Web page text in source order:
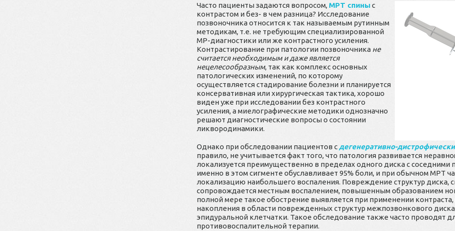
Часто пациенты задаются вопросом, МРТ спиныс
контрастом и без- в чем разница? Исследование
позвоночника относится к так называемым рутинным
методикам, т.е. не требующим специализированной
МР-диагностики или же контрастного усиления.
Контрастирование при патологии позвоночника не
считается необходимым и даже является
нецелесообразным, так как комплекс основных
патологических изменений, по которому
осуществляется стадирование болезни и планируется
консервативная или хирургическая тактика, хорошо
виден уже при исследовании без контрастного
усиления, а миелографические методики однозначно
решают диагностические вопросы о состоянии
ликвородинамики.
Однако при обследовании пациентов сдегенеративно-
правило, не учитывается факт того, что патология развивается
локализуется преимущественно в пределах одного диска с
именно в этом сигменте обуславливает 95% боли, и при обычном МРТ
локализацию наибольшего воспаления. Повреждение структур диска,
сопровождается местным воспалением, повышенным образованием
полной мере такое обострение выявляется при применении
накопления в области поврежденных структур межпозвонкового
эпидуральной клетчатки. Такое обследование также часто проводят
противовоспалительной терапии.